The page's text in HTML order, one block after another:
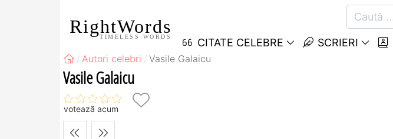
RightWords
TIMELESS WORDS CITATE CELEBRE SCRIERI
Autori celebri Vasile Galaicu
Vasile Galaicu
votează acum